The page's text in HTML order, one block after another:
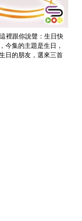
裡跟你說聲：生日快
今集的主題是生日，
日的朋友，選來三首